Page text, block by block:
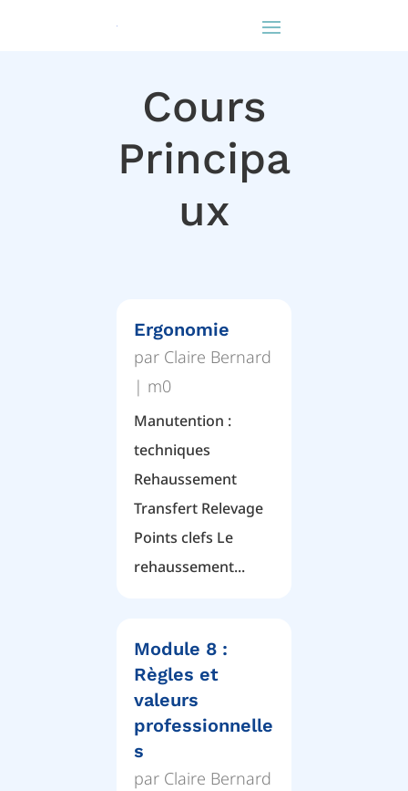
Cours
Principa
ux
Ergonomie
par Claire Bernard
| m0
Manutention :
techniques
Rehaussement
Transfert Relevage
Points clefs Le
rehaussement...
Module 8 :
Règles et
valeurs
professionnelle
s
par Claire Bernard